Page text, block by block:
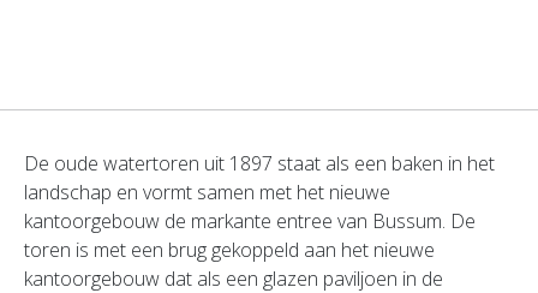
De oude watertoren uit 1897 staat als een baken in het
landschap en vormt samen met het nieuwe
kantoorgebouw de markante entree van Bussum. De
toren is met een brug gekoppeld aan het nieuwe
kantoorgebouw dat als een glazen paviljoen in de